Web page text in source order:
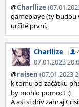
@Charllize
gameplaye (ty budou
určitě první.
Charllize
07.01.2023
@raisen (07.01.2023
k tomu od začátku
by mohlo pomoct :)
A asi si driv zahraj